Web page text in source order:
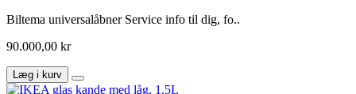
Biltema universalåbner Service info til dig, fo..
90.000,00 kr
Læg i kurv